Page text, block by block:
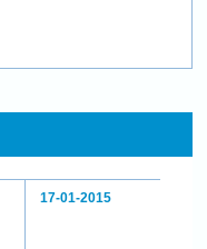
17-01-2015